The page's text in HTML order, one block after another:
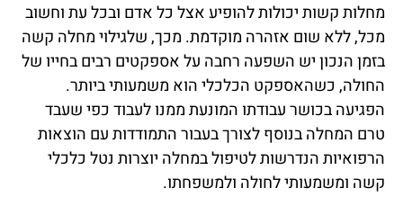
מחלות קשות יכולות להופיע אצל כל אדם ובכל עת וחשוב
מכל, ללא שום אזהרה מוקדמת. מכך, שלגילוי מחלה קשה
בזמן הנכון יש השפעה רחבה על אספקטים רבים בחייו של
החולה, כשהאספקט הכלכלי הוא משמעותי ביותר.
הפגיעה בכושר עבודתו המונעת ממנו לעבוד כפי שעבד
טרם המחלה בנוסף לצורך בעבור התמודדות עם הוצאות
הרפואיות הנדרשות לטיפול במחלה יוצרות נטל כלכלי
קשה ומשמעותי לחולה ולמשפחתו.